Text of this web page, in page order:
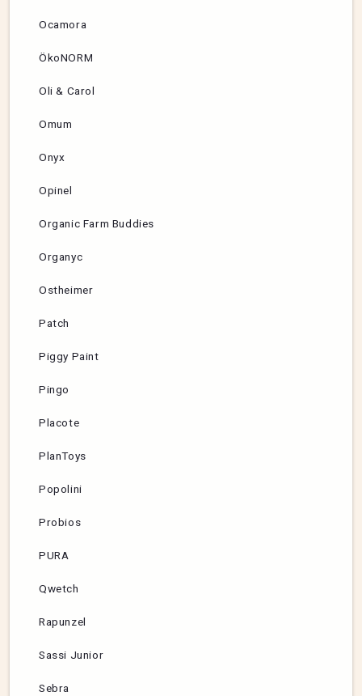
Ocamora
ÖkoNORM
Oli & Carol
Omum
Onyx
Opinel
Organic Farm Buddies
Organyc
Ostheimer
Patch
Piggy Paint
Pingo
Placote
PlanToys
Popolini
Probios
PURA
Qwetch
Rapunzel
Sassi Junior
Sebra